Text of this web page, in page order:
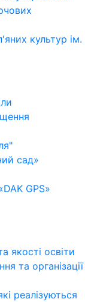
культур ім.
сад»
GPS»
якості освіти
та організації
реалізуються